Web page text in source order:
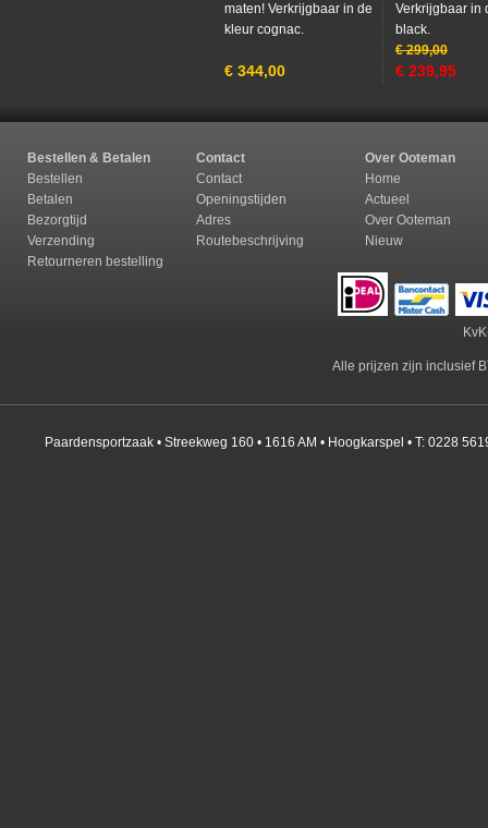
maten! Verkrijgbaar in de
kleur cognac.
€ 344,00
Verkrijgbaar in
black.
€ 299,00
€ 239,95
Bestellen & Betalen Contact
Over Ooteman
Bestellen
Contact
Home
Betalen
Openingstijden
Actueel
Bezorgtijd
Adres
Over Ooteman
Verzending
Routebeschrijving
Nieuw
Retourneren bestelling
Alle prijzen zijn inclusief
Paardensportzaak • Streekweg 160 • 1616 AM • Hoogkarspel • T: 0228